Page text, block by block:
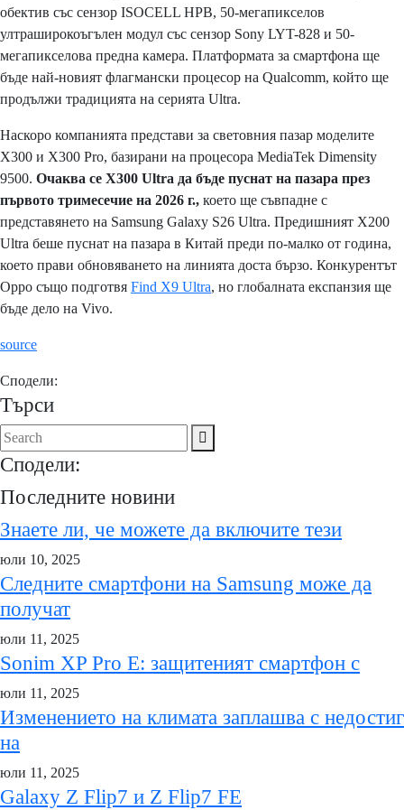
обектив със сензор ISOCELL HPB, 50-мегапикселов
ултраширокоъгълен модул със сензор Sony LYT-828 и 50-
мегапикселова предна камера. Платформата за смартфона ще
бъде най-новият флагмански процесор на Qualcomm, който ще
продължи традицията на серията Ultra.
Наскоро компанията представи за световния пазар моделите
X300 и X300 Pro, базирани на процесора MediaTek Dimensity
9500. Очаква се X300 Ultra да бъде пуснат на пазара през
първото тримесечие на 2026 г., което ще съвпадне с
представянето на Samsung Galaxy S26 Ultra. Предишният X200
Ultra беше пуснат на пазара в Китай преди по-малко от година,
което прави обновяването на линията доста бързо. Конкурентът
Oppo също подготвя Find X9 Ultra, но глобалната експанзия ще
бъде дело на Vivo.
source
Сподели:
Търси
Сподели:
Последните новини
Знаете ли, че можете да включите тези
юли 10, 2025
Следните смартфони на Samsung може да
получат
юли 11, 2025
Sonim XP Pro E: защитеният смартфон с
юли 11, 2025
Изменението на климата заплашва с недостиг
на
юли 11, 2025
Galaxy Z Flip7 и Z Flip7 FE